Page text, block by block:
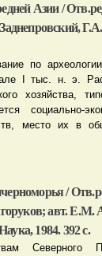
Азии /
по
I тыс. н. э.
хозяйства,
социально-
место их в
/
авт. Е.М.
1984. 392 с.
Северного